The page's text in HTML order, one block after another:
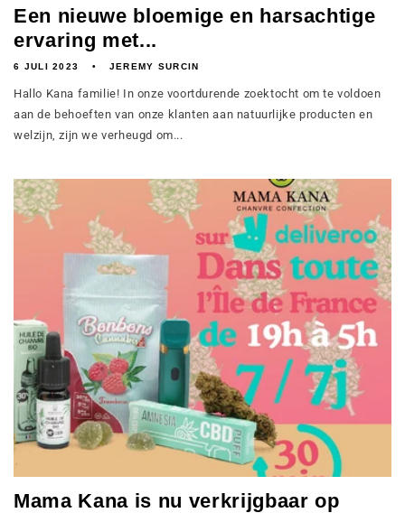
Een nieuwe bloemige en harsachtige
ervaring met...
6 JULI 2023 JEREMY SURCIN
Hallo Kana familie! In onze voortdurende zoektocht om te voldoen
aan de behoeften van onze klanten aan natuurlijke producten en
welzijn, zijn we verheugd om...
Mama Kana is nu verkrijgbaar op